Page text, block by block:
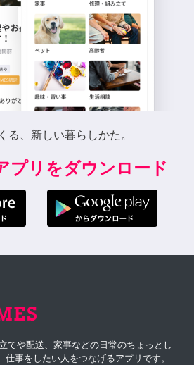
る、新しい暮らしかた。
プリをダウンロード
てや配送、家事などの日常のちょっとし
事をしたい人をつなげるアプリです。